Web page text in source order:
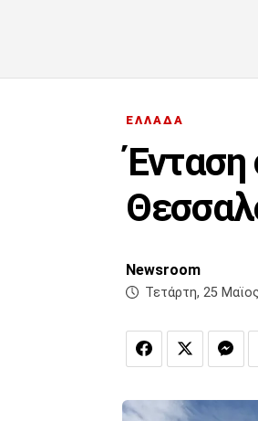
ΕΛΛΑΔΑ
Ένταση
Newsroom
Τετάρτη, 25